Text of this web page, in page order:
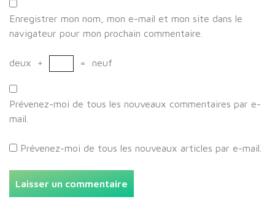
Enregistrer mon nom, mon e-mail et mon site dans le
navigateur pour mon prochain commentaire.
deux + = neuf
Prévenez-moi de tous les nouveaux commentaires par e-
mail.
Prévenez-moi de tous les nouveaux articles par e-mail.